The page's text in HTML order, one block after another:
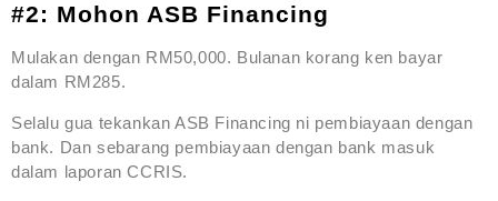
#2: Mohon ASB Financing
Mulakan dengan RM50,000. Bulanan korang ken bayar
dalam RM285.
Selalu gua tekankan ASB Financing ni pembiayaan dengan
bank. Dan sebarang pembiayaan dengan bank masuk
dalam laporan CCRIS.